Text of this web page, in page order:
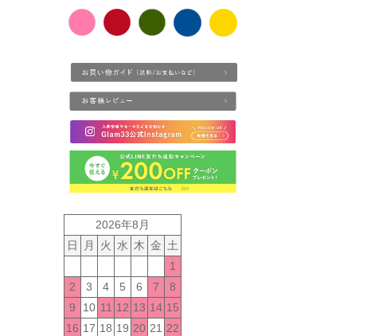
2026年8月
日
月 火 水 木 金 土
1
2
3 4 5 6 7
8
9
10 11 12 13 14 15
16 17 18 19 20 21 22